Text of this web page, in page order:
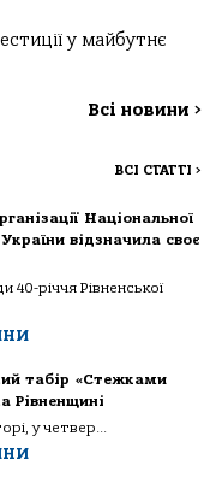
у майбутнє
Всі новини >
ВСІ СТАТТІ >
Національної
відзначила своє
40-річчя Рівненської
табір «Стежками
Рівненщині
у четвер...